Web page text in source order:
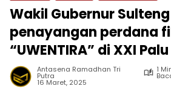
Wakil Gubernur
penayangan perdana
“UWENTIRA” di XXI Palu
Antasena Ramadhan Tri
Putra
1
16 Maret, 2025